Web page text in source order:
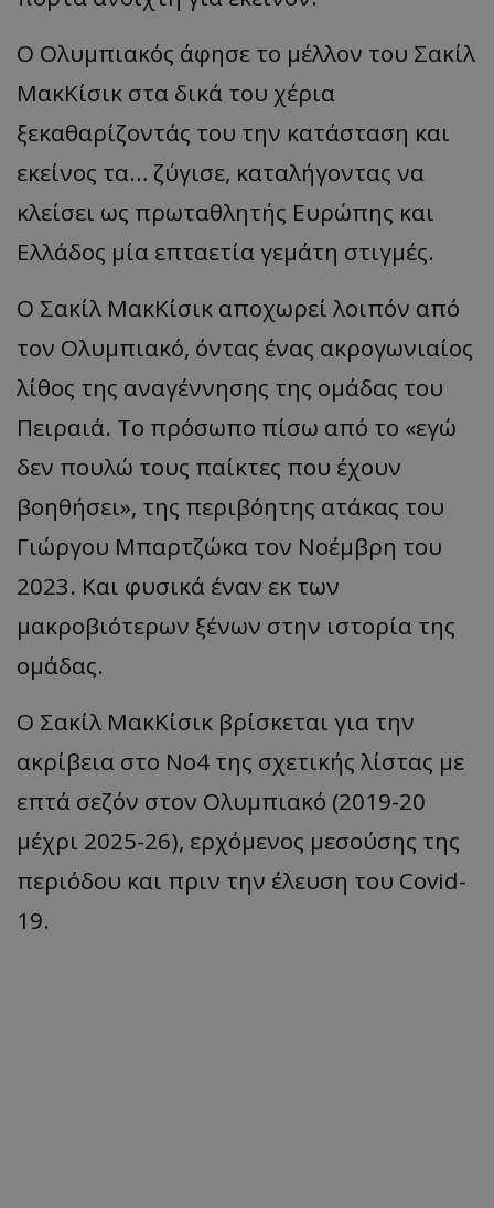
Ο Ολυμπιακός άφησε το μέλλον του Σακίλ
ΜακΚίσικ στα δικά του χέρια
ξεκαθαρίζοντάς του την κατάσταση και
εκείνος τα… ζύγισε, καταλήγοντας να
κλείσει ως πρωταθλητής Ευρώπης και
Ελλάδος μία επταετία γεμάτη στιγμές.
Ο Σακίλ ΜακΚίσικ αποχωρεί λοιπόν από
τον Ολυμπιακό, όντας ένας ακρογωνιαίος
λίθος της αναγέννησης της ομάδας του
Πειραιά. Το πρόσωπο πίσω από το «εγώ
δεν πουλώ τους παίκτες που έχουν
βοηθήσει», της περιβόητης ατάκας του
Γιώργου Μπαρτζώκα τον Νοέμβρη του
2023. Και φυσικά έναν εκ των
μακροβιότερων ξένων στην ιστορία της
ομάδας.
Ο Σακίλ ΜακΚίσικ βρίσκεται για την
ακρίβεια στο Νο4 της σχετικής λίστας με
επτά σεζόν στον Ολυμπιακό (2019-20
μέχρι 2025-26), ερχόμενος μεσούσης της
περιόδου και πριν την έλευση του Covid-
19.